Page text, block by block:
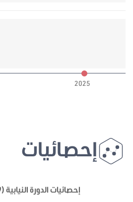
2025
إحصائيات
إحصائيات الدورة النيابية (2019-2024)